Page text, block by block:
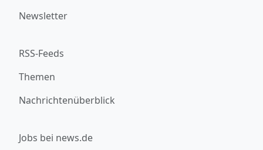
Newsletter
RSS-Feeds
Themen
Nachrichtenüberblick
Jobs bei news.de